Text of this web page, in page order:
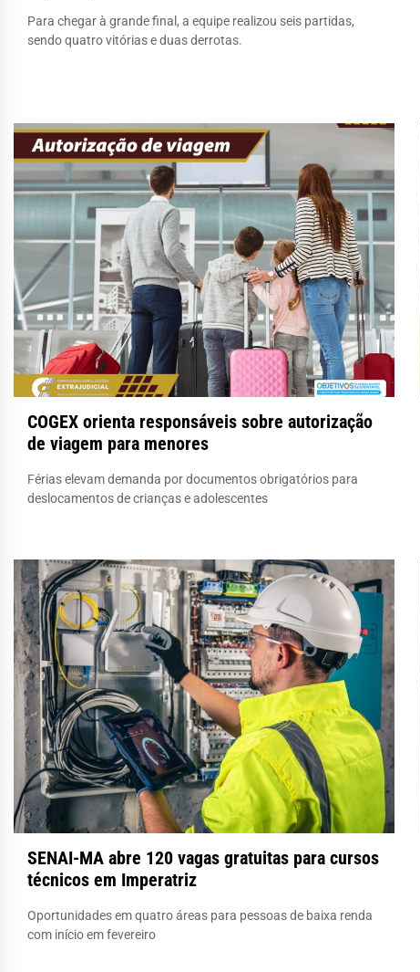
Para chegar à grande final, a equipe realizou seis partidas,
sendo quatro vitórias e duas derrotas.
COGEX orienta responsáveis sobre autorização
de viagem para menores
Férias elevam demanda por documentos obrigatórios para
deslocamentos de crianças e adolescentes
SENAI-MA abre 120 vagas gratuitas para cursos
técnicos em Imperatriz
Oportunidades em quatro áreas para pessoas de baixa renda
com início em fevereiro